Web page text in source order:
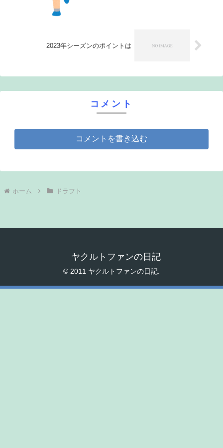
2023年シーズンのポイントは
コメント
コメントを書き込む
ホーム ドラフト
ヤクルトファンの日記
© 2011 ヤクルトファンの日記.